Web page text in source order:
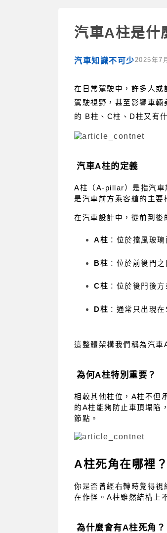
汽車A柱是什
汽車知識不可少2025年7
在日常駕駛中，許多人或
駕駛視野，甚至影響車輛
的 B柱、C柱、D柱又有
汽車A柱的定義
A柱（A-pillar）是指汽車
是汽車前方乘客艙的主要
在汽車設計中，從前到後
A柱 ：位於擋風玻璃
B柱 ：位於前後門之
C柱 ：位於後門後
D柱 ：通常只出現
這整體架構我們稱為汽車
為何A柱特別重要？
相較其他柱位，A柱不但
的A柱能夠防止車頂塌陷
節點。
A柱死角在哪裡
你是否曾經右轉時覺得視
在作怪。A柱雖然結構上
為什麼會有A柱死角？